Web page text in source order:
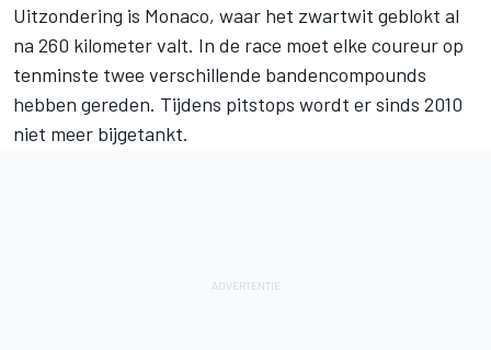
Uitzondering is Monaco, waar het zwartwit geblokt al
na 260 kilometer valt. In de race moet elke coureur op
tenminste twee verschillende bandencompounds
hebben gereden. Tijdens pitstops wordt er sinds 2010
niet meer bijgetankt.